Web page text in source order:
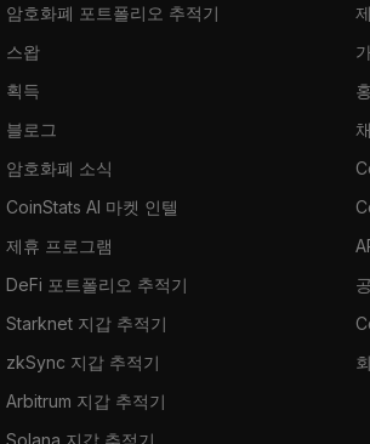
암호화폐 포트폴리오 추적기
스왑
획득
블로그
암호화폐 소식
CoinStats AI 마켓 인텔
제휴 프로그램
DeFi 포트폴리오 추적기
Starknet 지갑 추적기
zkSync 지갑 추적기
Arbitrum 지갑 추적기
Solana 지갑 추적기